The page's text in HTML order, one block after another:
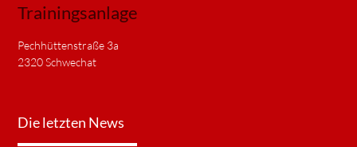
Trainingsanlage
Pechhüttenstraße 3a
2320 Schwechat
Die letzten News